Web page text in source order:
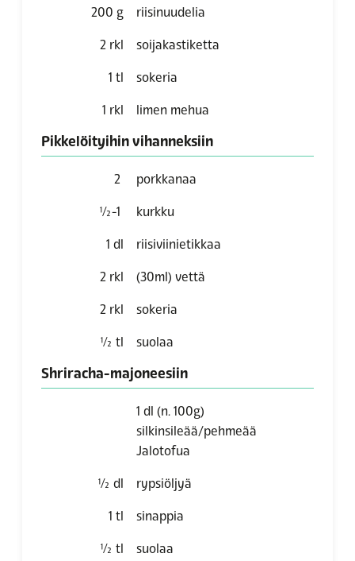
200 g riisinuudelia
2 rkl soijakastiketta
1 tl sokeria
1 rkl limen mehua
Pikkelöityihin vihanneksiin
2 porkkanaa
½-1 kurkku
1 dl riisiviinietikkaa
2 rkl (30ml) vettä
2 rkl sokeria
½ tl suolaa
Shriracha-majoneesiin
1 dl (n. 100g)
silkinsileää/pehmeää
Jalotofua
½ dl rypsiöljyä
1 tl sinappia
½ tl suolaa